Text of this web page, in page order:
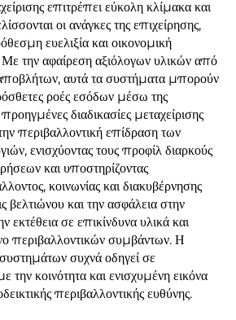
επιτρέπει εύκολη κλίμακα και
οι ανάγκες της επιχείρησης,
ευελιξία και οικονομική
την αφαίρεση αξιόλογων υλικών από
αυτά τα συστήματα μπορούν
ροές εσόδων μέσω της
διαδικασίες μεταχείρισης
περιβαλλοντική επίδραση των
ενισχύοντας τους προφίλ διαρκούς
και υποστηρίζοντας
κοινωνίας και διακυβέρνησης
βελτιώνου και την ασφάλεια στην
εκτέθεια σε επικίνδυνα υλικά και
περιβαλλοντικών συμβάντων. Η
συχνά οδηγεί σε
την κοινότητα και ενισχυμένη εικόνα
περιβαλλοντικής ευθύνης.